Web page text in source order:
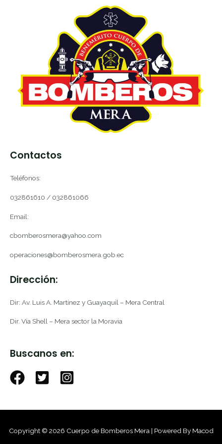
Contactos
Teléfonos:
032861610 / 032861066
Email:
cbomberosmera@yahoo.com
operaciones@bomberosmera.gob.ec
Dirección:
Dir: Av. Luis A. Martínez y Guayaquil – Mera Central
Dir. Vía Shell – Mera sector la Moravia
Buscanos en:
Copyright © 2026 Cuerpo de Bomberos Mera | Powered By Macod